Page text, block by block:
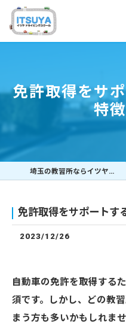
免許取得をサ
特
埼玉の教習所ならイツヤドライビングスクール
免許取得をサポートす
2023/12/26
自動車の免許を取得する
須です。しかし、どの教
まう方も多いかもしれま